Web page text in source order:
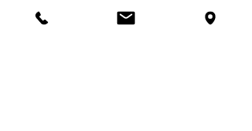
Commander et payer